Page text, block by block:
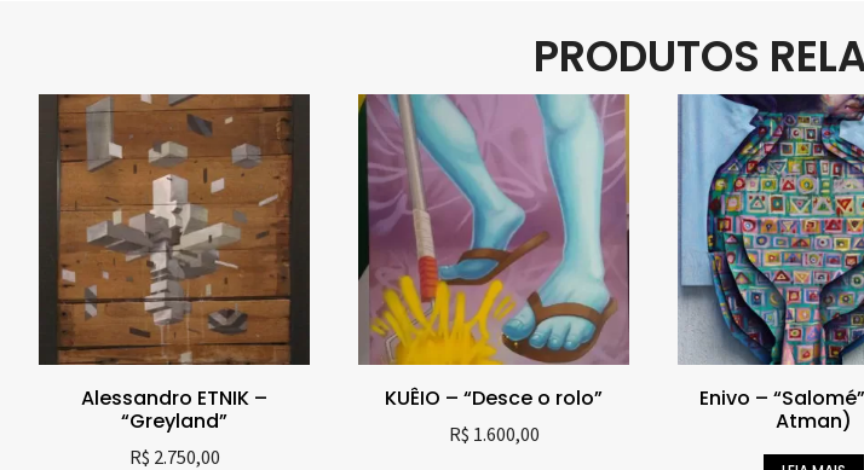
PRODUTOS
Alessandro ETNIK –
“Greyland”
R$ 2.750,00
KUÊIO – “Desce o rolo”
R$ 1.600,00
Enivo –
Atman)